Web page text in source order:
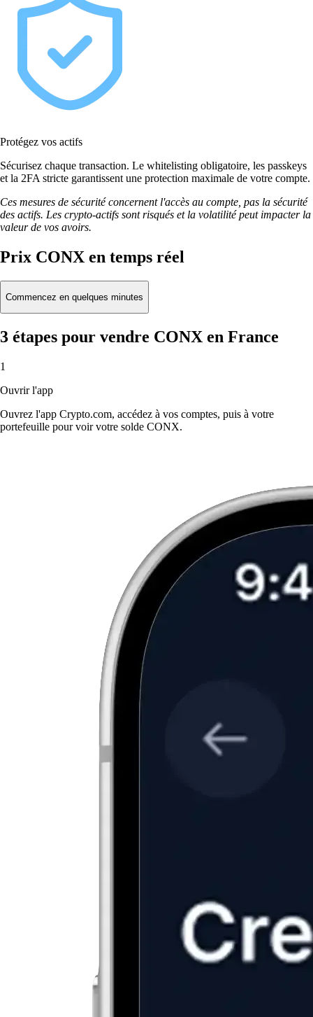
Protégez vos actifs
Sécurisez chaque transaction. Le whitelisting obligatoire, les passkeys
et la 2FA stricte garantissent une protection maximale de votre compte.
Ces mesures de sécurité concernent l'accès au compte, pas la sécurité
des actifs. Les crypto-actifs sont risqués et la volatilité peut impacter la
valeur de vos avoirs.
Prix CONX en temps réel
Commencez en quelques minutes
3 étapes pour vendre CONX en France
1
Ouvrir l'app
Ouvrez l'app Crypto.com, accédez à vos comptes, puis à votre
portefeuille pour voir votre solde CONX.